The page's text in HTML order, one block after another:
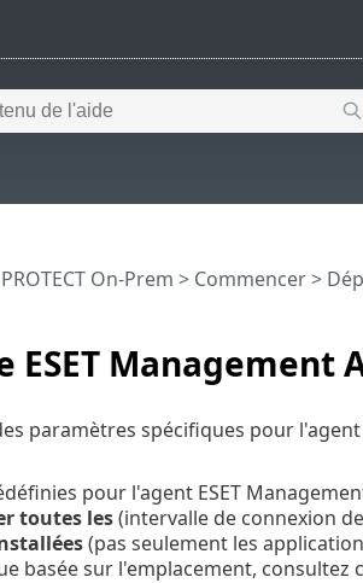
ESET Management
PROTECT On-Prem > Commencer>
paramètres spécifiques pour
pour l'agent ESET
toutes les(intervalle de connexion
(pas seulement les
basée sur l'emplacement, consultez